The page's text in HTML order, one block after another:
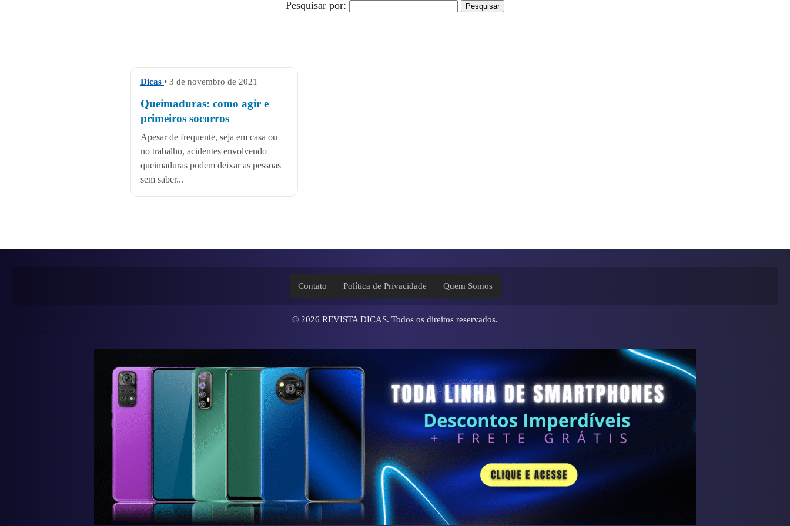
Pesquisar por:
Dicas • 3 de novembro de 2021
Queimaduras: como agir e
primeiros socorros
Apesar de frequente, seja em casa ou
no trabalho, acidentes envolvendo
queimaduras podem deixar as pessoas
sem saber...
Contato Política de Privacidade Quem Somos
© 2026 REVISTA DICAS. Todos os direitos reservados.